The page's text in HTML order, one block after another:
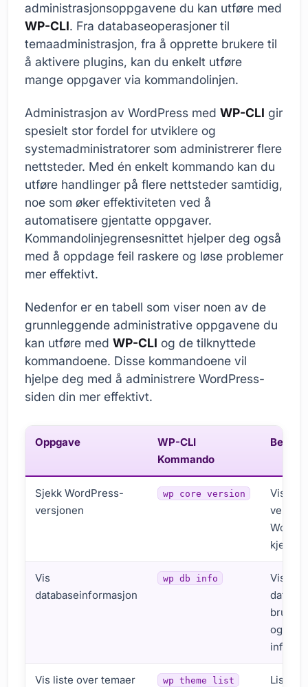
administrasjonsoppgavene du kan utføre med
WP-CLI. Fra databaseoperasjoner til
temaadministrasjon, fra å opprette brukere til
å aktivere plugins, kan du enkelt utføre
mange oppgaver via kommandolinjen.
Administrasjon av WordPress med WP-CLI gir
spesielt stor fordel for utviklere og
systemadministratorer som administrerer flere
nettsteder. Med én enkelt kommando kan du
utføre handlinger på flere nettsteder samtidig,
noe som øker effektiviteten ved å
automatisere gjentatte oppgaver.
Kommandolinjegrensesnittet hjelper deg også
med å oppdage feil raskere og løse problemer
mer effektivt.
Nedenfor er en tabell som viser noen av de
grunnleggende administrative oppgavene du
kan utføre med WP-CLI og de tilknyttede
kommandoene. Disse kommandoene vil
hjelpe deg med å administrere WordPress-
siden din mer effektivt.
Oppgave
WP-CLI
Kommando
Sjekk WordPress-
versjonen
wp core version
Viser
Vis
databaseinformasjon
wp db info
Viser
og
Vis liste over temaer wp theme list
Lister